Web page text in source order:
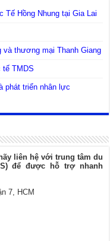
Tế Hồng Nhung tại Gia Lai
thương mại Thanh Giang
tế TMDS
phát triển nhân lực
liên hệ với trung tâm du
để được hỗ trợ nhanh
7, HCM